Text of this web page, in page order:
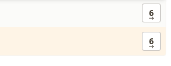
6
6